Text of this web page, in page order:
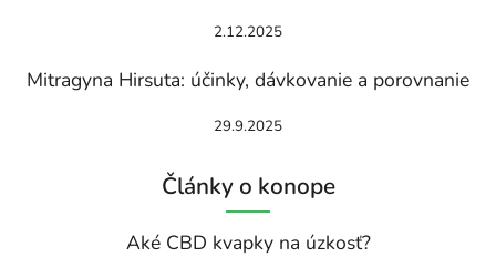
2.12.2025
Mitragyna Hirsuta: účinky, dávkovanie a porovnanie
29.9.2025
Články o konope
Aké CBD kvapky na úzkosť?